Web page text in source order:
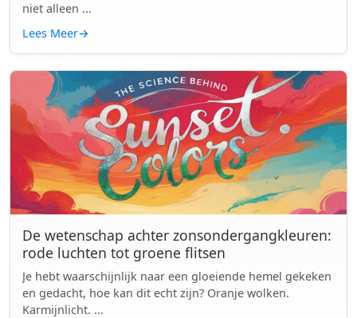
niet alleen ...
Lees Meer→
De wetenschap achter zonsondergangkleuren:
rode luchten tot groene flitsen
Je hebt waarschijnlijk naar een gloeiende hemel gekeken
en gedacht, hoe kan dit echt zijn? Oranje wolken.
Karmijnlicht. ...